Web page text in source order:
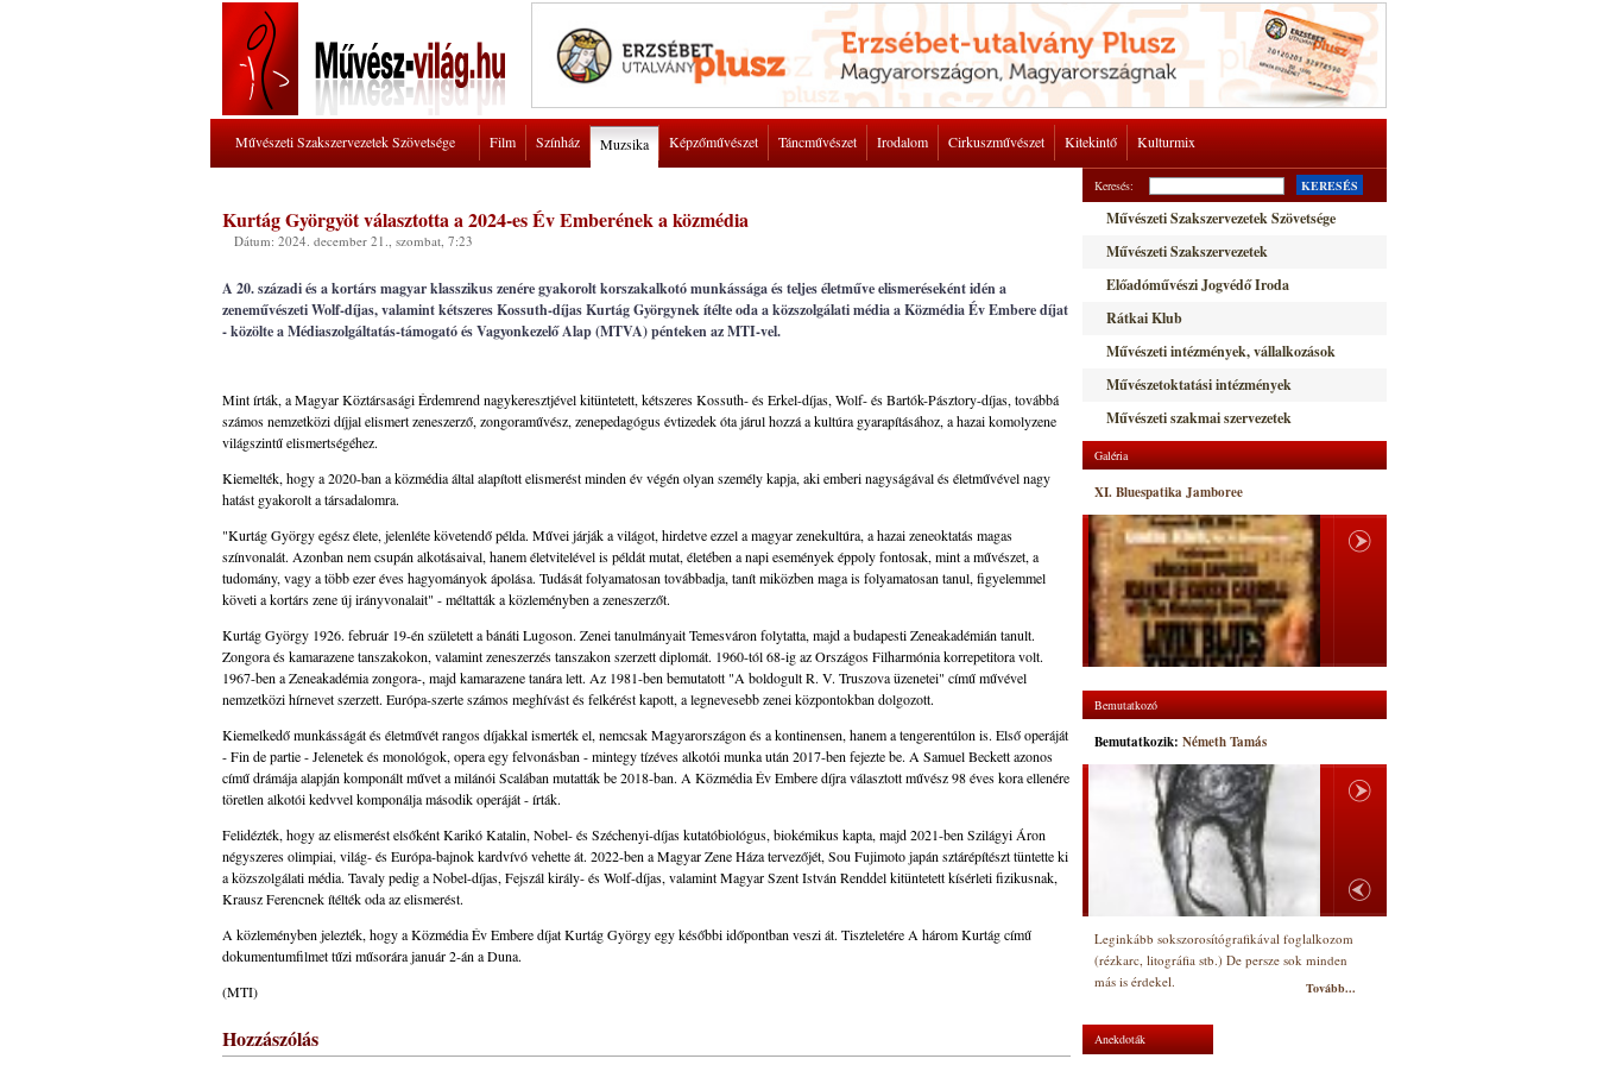
Művészeti Szakszervezetek Szövetsége Film Színház Muzsika Képzőművészet Táncművészet Irodalom Cirkuszművészet Kitekintő Kulturmix
Kurtág Györgyöt választotta a 2024-es Év Emberének a közmédia
Dátum: 2024. december 21., szombat, 7:23
A 20. századi és a kortárs magyar klasszikus zenére gyakorolt korszakalkotó munkássága és teljes életműve elismeréseként idén a
zeneművészeti Wolf-díjas, valamint kétszeres Kossuth-díjas Kurtág Györgynek ítélte oda a közszolgálati média a Közmédia Év Embere díjat
- közölte a Médiaszolgáltatás-támogató és Vagyonkezelő Alap (MTVA) pénteken az MTI-vel.
Mint írták, a Magyar Köztársasági Érdemrend nagykeresztjével kitüntetett, kétszeres Kossuth- és Erkel-díjas, Wolf- és Bartók-Pásztory-díjas, továbbá
számos nemzetközi díjjal elismert zeneszerző, zongoraművész, zenepedagógus évtizedek óta járul hozzá a kultúra gyarapításához, a hazai komolyzene
világszintű elismertségéhez.
Kiemelték, hogy a 2020-ban a közmédia által alapított elismerést minden év végén olyan személy kapja, aki emberi nagyságával és életművével nagy
hatást gyakorolt a társadalomra.
"Kurtág György egész élete, jelenléte követendő példa. Művei járják a világot, hirdetve ezzel a magyar zenekultúra, a hazai zeneoktatás magas
színvonalát. Azonban nem csupán alkotásaival, hanem életvitelével is példát mutat, életében a napi események éppoly fontosak, mint a művészet, a
tudomány, vagy a több ezer éves hagyományok ápolása. Tudását folyamatosan továbbadja, tanít miközben maga is folyamatosan tanul, figyelemmel
követi a kortárs zene új irányvonalait" - méltatták a közleményben a zeneszerzőt.
Kurtág György 1926. február 19-én született a bánáti Lugoson. Zenei tanulmányait Temesváron folytatta, majd a budapesti Zeneakadémián tanult.
Zongora és kamarazene tanszakokon, valamint zeneszerzés tanszakon szerzett diplomát. 1960-tól 68-ig az Országos Filharmónia korrepetitora volt.
1967-ben a Zeneakadémia zongora-, majd kamarazene tanára lett. Az 1981-ben bemutatott "A boldogult R. V. Truszova üzenetei" című művével
nemzetközi hírnevet szerzett. Európa-szerte számos meghívást és felkérést kapott, a legnevesebb zenei központokban dolgozott.
Kiemelkedő munkásságát és életművét rangos díjakkal ismerték el, nemcsak Magyarországon és a kontinensen, hanem a tengerentúlon is. Első operáját
- Fin de partie - Jelenetek és monológok, opera egy felvonásban - mintegy tízéves alkotói munka után 2017-ben fejezte be. A Samuel Beckett azonos
című drámája alapján komponált művet a milánói Scalában mutatták be 2018-ban. A Közmédia Év Embere díjra választott művész 98 éves kora ellenére
töretlen alkotói kedvvel komponálja második operáját - írták.
Felidézték, hogy az elismerést elsőként Karikó Katalin, Nobel- és Széchenyi-díjas kutatóbiológus, biokémikus kapta, majd 2021-ben Szilágyi Áron
négyszeres olimpiai, világ- és Európa-bajnok kardvívó vehette át. 2022-ben a Magyar Zene Háza tervezőjét, Sou Fujimoto japán sztárépítészt tüntette ki
a közszolgálati média. Tavaly pedig a Nobel-díjas, Fejszál király- és Wolf-díjas, valamint Magyar Szent István Renddel kitüntetett kísérleti fizikusnak,
Krausz Ferencnek ítélték oda az elismerést.
A közleményben jelezték, hogy a Közmédia Év Embere díjat Kurtág György egy későbbi időpontban veszi át. Tiszteletére A három Kurtág című
dokumentumfilmet tűzi műsorára január 2-án a Duna.
(MTI)
Hozzászólás
Keresés: KERESÉS
Művészeti Szakszervezetek Szövetsége
Művészeti Szakszervezetek
Előadóművészi Jogvédő Iroda
Rátkai Klub
Művészeti intézmények, vállalkozások
Művészetoktatási intézmények
Művészeti szakmai szervezetek
Galéria
XI. Bluespatika Jamboree
Bemutatkozó
Bemutatkozik: Németh Tamás
Leginkább sokszorosítógrafikával foglalkozom
(rézkarc, litográfia stb.) De persze sok minden
más is érdekel.
Tovább...
Anekdoták